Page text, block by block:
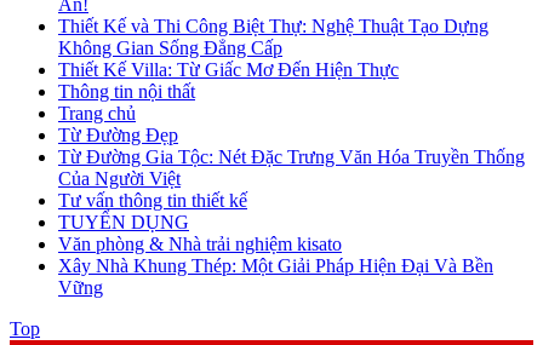
Thiết Kế và Thi Công Biệt Thự: Nghệ Thuật Tạo Dựng
Không Gian Sống Đẳng Cấp
Thiết Kế Villa: Từ Giấc Mơ Đến Hiện Thực
Thông tin nội thất
Trang chủ
Từ Đường Đẹp
Từ Đường Gia Tộc: Nét Đặc Trưng Văn Hóa Truyền Thống
Của Người Việt
Tư vấn thông tin thiết kế
TUYỂN DỤNG
Văn phòng & Nhà trải nghiệm kisato
Xây Nhà Khung Thép: Một Giải Pháp Hiện Đại Và Bền
Vững
Top